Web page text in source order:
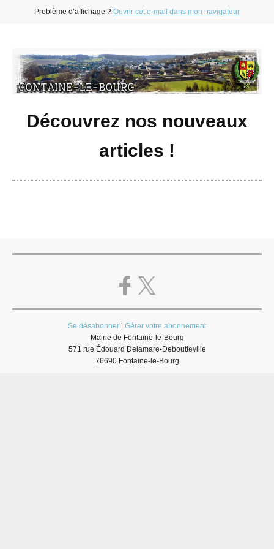
Problème d’affichage ? Ouvrir cet e-mail dans mon navigateur
Découvrez nos nouveaux
articles !
Se désabonner
Gérer votre abonnement
Mairie de Fontaine-le-Bourg
571 rue Édouard Delamare-Deboutteville
76690 Fontaine-le-Bourg